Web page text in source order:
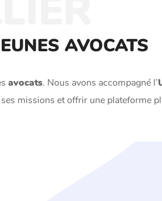
AVOCATS
avocats. Nous avons accompagné l’
missions et offrir une plateforme